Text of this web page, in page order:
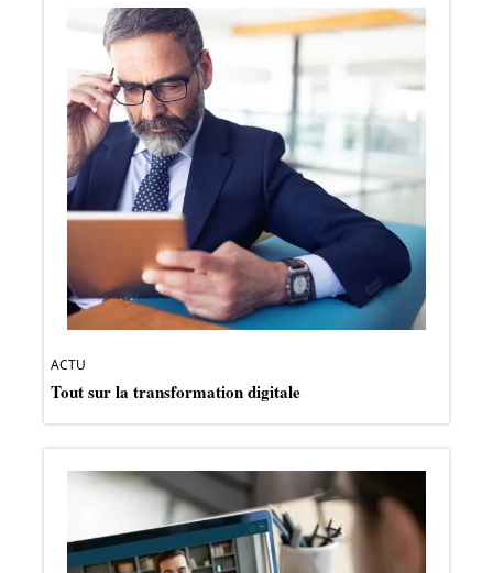
ACTU
Tout sur la transformation digitale